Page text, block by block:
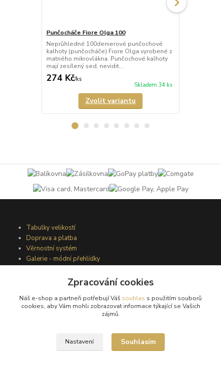
Punčocháče Fiore Olga 100
Neprůhledné 100denierové punčochové
kalhoty (punčocháče) Fiore Olga vyrobené z
matného mikrovlákna. Punčochové kalhoty
mají zesílený sed, nevidit...
274 Kč/ks
Skladem 34 ks
Zvolit variantu
Tabulky velikostí
Doprava a platba
Věrnostní systém
Galerie - módní přehlídky
Podmínky užití webového rozhraní
Obchodní podmínky
Zpracování cookies
Náš e-shop a partneři potřebují Váš souhlas s použitím souborů
cookies, aby Vám mohli zobrazovat informace týkající se Vašich
zájmů.
Nastavení Souhlasím